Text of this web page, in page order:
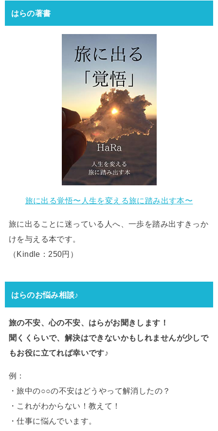
はらの著書
旅に出る覚悟〜人生を変える旅に踏み出す本〜
旅に出ることに迷っている人へ、一歩を踏み出すきっか
けを与える本です。
（Kindle：250円）
はらのお悩み相談♪
旅の不安、心の不安、はらがお聞きします！
聞くくらいで、解決はできないかもしれませんが少しで
もお役に立てれば幸いです♪
例：
・旅中の○○の不安はどうやって解消したの？
・これがわからない！教えて！
・仕事に悩んでいます。